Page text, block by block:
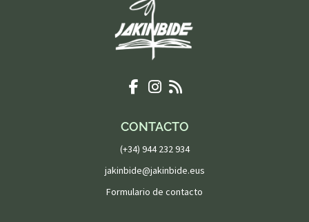
CONTACTO
(+34) 944 232 934
jakinbide@jakinbide.eus
Formulario de contacto